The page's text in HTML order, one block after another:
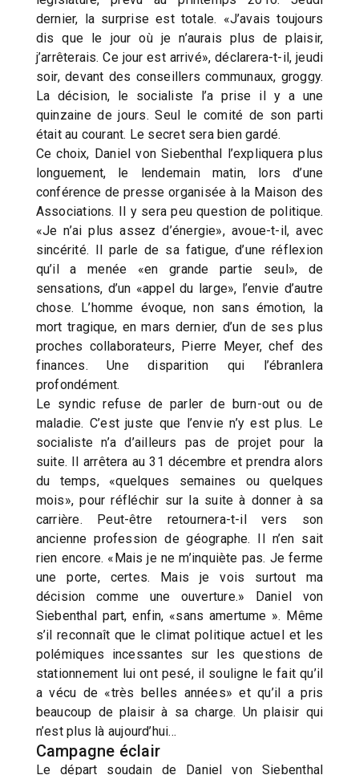
dernier, la surprise est totale. «J’avais toujours
dis que le jour où je n’aurais plus de plaisir,
j’arrêterais. Ce jour est arrivé», déclarera-t-il, jeudi
soir, devant des conseillers communaux, groggy.
La décision, le socialiste l’a prise il y a une
quinzaine de jours. Seul le comité de son parti
était au courant. Le secret sera bien gardé.
Ce choix, Daniel von Siebenthal l’expliquera plus
longuement, le lendemain matin, lors d’une
conférence de presse organisée à la Maison des
Associations. Il y sera peu question de politique.
«Je n’ai plus assez d’énergie», avoue-t-il, avec
sincérité. Il parle de sa fatigue, d’une réflexion
qu’il a menée «en grande partie seul», de
sensations, d’un «appel du large», l’envie d’autre
chose. L’homme évoque, non sans émotion, la
mort tragique, en mars dernier, d’un de ses plus
proches collaborateurs, Pierre Meyer, chef des
finances. Une disparition qui l’ébranlera
profondément.
Le syndic refuse de parler de burn-out ou de
maladie. C’est juste que l’envie n’y est plus. Le
socialiste n’a d’ailleurs pas de projet pour la
suite. Il arrêtera au 31 décembre et prendra alors
du temps, «quelques semaines ou quelques
mois», pour réfléchir sur la suite à donner à sa
carrière. Peut-être retournera-t-il vers son
ancienne profession de géographe. Il n’en sait
rien encore. «Mais je ne m’inquiète pas. Je ferme
une porte, certes. Mais je vois surtout ma
décision comme une ouverture.» Daniel von
Siebenthal part, enfin, «sans amertume ». Même
s’il reconnaît que le climat politique actuel et les
polémiques incessantes sur les questions de
stationnement lui ont pesé, il souligne le fait qu’il
a vécu de «très belles années» et qu’il a pris
beaucoup de plaisir à sa charge. Un plaisir qui
n’est plus là aujourd’hui…
Campagne éclair
Le départ soudain de Daniel von Siebenthal